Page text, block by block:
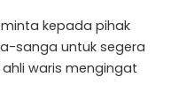
kepada pihak
sanga untuk segera
waris mengingat